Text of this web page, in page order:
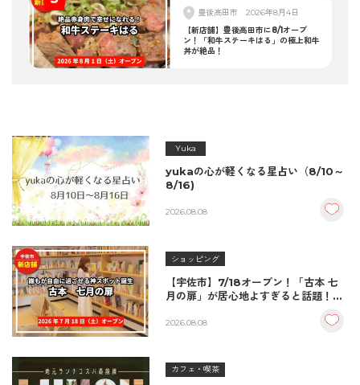
豊後高田市
2026年8月4日
【新店舗】豊後高田市に8/1オープ
ン！「和牛ステーキはる」の極上和牛
丼が絶品！
Yuka
yukaの心が軽くなる星占い（8/10～
8/16)
2026.08.08
ショッピング
【宇佐市】7/18オープン！「古本 七
月の扉」が居心地よすぎると話題！絶
至福の読書空間
2026.08.08
カフェ・喫茶